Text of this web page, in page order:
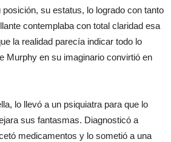
su estatus, lo logrado con tanto
contemplaba con total claridad esa
la realidad parecía indicar todo lo
Murphy en su imaginario convirtió en
lo llevó a un psiquiatra para que lo
sus fantasmas. Diagnosticó a
medicamentos y lo sometió a una